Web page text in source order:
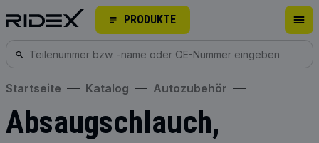
PRODUKTE
Startseite Katalog Autozubehör
Absaugschlauch,